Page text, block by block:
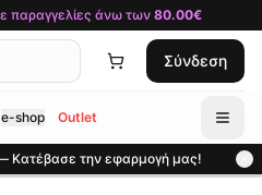
παραγγελίες άνω των 80.00€
Σύνδεση
e-shop Outlet
Κατέβασε την εφαρμογή μας!